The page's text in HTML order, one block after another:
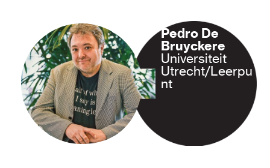
Pedro De
Bruyckere
Universiteit
Utrecht/Leerpu
nt